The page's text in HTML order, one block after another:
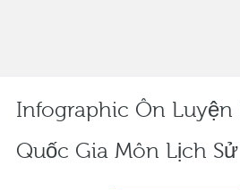
Infographic Ôn Luyện
Quốc Gia Môn Lịch Sử